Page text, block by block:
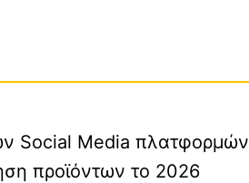
Social Media πλατφορμών
προϊόντων το 2026